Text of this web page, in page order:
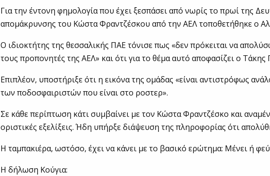
Για την έντονη φημολογία που έχει ξεσπάσει από νωρίς το πρωί της
απομάκρυνσης του Κώστα Φραντζέσκου από την ΑΕΛ τοποθετήθηκε ο
Ο ιδιοκτήτης της θεσσαλικής ΠΑΕ τόνισε πως «δεν πρόκειται να
τους προπονητές της ΑΕΛ» και ότι για το θέμα αυτό αποφασίζει ο Τάκης
Επιπλέον, υποστήριξε ότι η εικόνα της ομάδας «είναι αντιστρόφως
των ποδοσφαιριστών που είναι στο ροστερ».
Σε κάθε περίπτωση κάτι συμβαίνει με τον Κώστα Φραντζέσκο και
οριστικές εξελίξεις. Ήδη υπήρξε διάψευση της πληροφορίας ότι
Η ταμπακιέρα, ωστόσο, έχει να κάνει με το βασικό ερώτημα: Μένει ή
Η δήλωση Κούγια: